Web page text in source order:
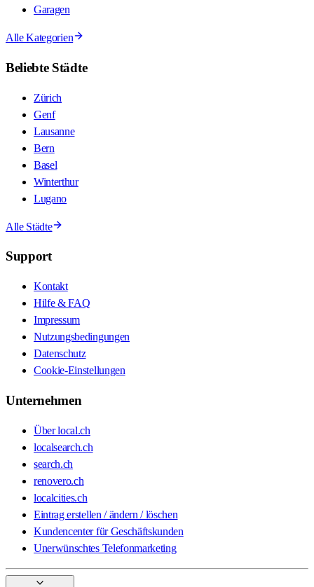
Garagen
Alle Kategorien
Beliebte Städte
Zürich
Genf
Lausanne
Bern
Basel
Winterthur
Lugano
Alle Städte
Support
Kontakt
Hilfe & FAQ
Impressum
Nutzungsbedingungen
Datenschutz
Cookie-Einstellungen
Unternehmen
Über local.ch
localsearch.ch
search.ch
renovero.ch
localcities.ch
Eintrag erstellen / ändern / löschen
Kundencenter für Geschäftskunden
Unerwünschtes Telefonmarketing